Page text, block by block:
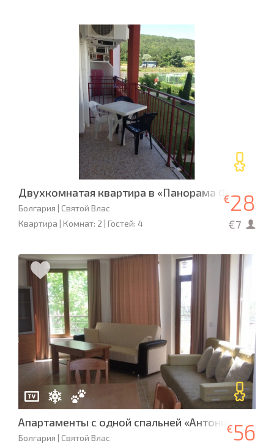
Двухкомнатая квартира в «Панорама Форт
Болгария | Святой Влас
Квартира | Комнат: 2 | Гостей: 4
€28
€7
Апартаменты с одной спальней «Антония» L- 88
Болгария | Святой Влас
€56